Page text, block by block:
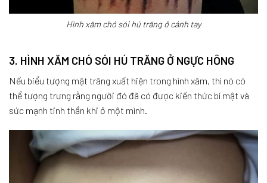
Hình xăm chó sói hú trăng ở cánh tay
3. HÌNH XĂM CHÓ SÓI HÚ TRĂNG Ở NGỰC HÔNG
Nếu biểu tượng mặt trăng xuất hiện trong hình xăm, thì nó có
thể tượng trưng rằng người đó đã có được kiến ​​thức bí mật và
sức mạnh tinh thần khi ở một mình.